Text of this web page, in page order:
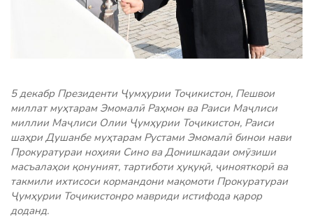
5 декабр Президенти Ҷумҳурии Тоҷикистон, Пешвои
миллат муҳтарам Эмомалӣ Раҳмон ва Раиси Маҷлиси
миллии Маҷлиси Олии Ҷумҳурии Тоҷикистон, Раиси
шаҳри Душанбе муҳтарам Рустами Эмомалӣ бинои нави
Прокуратураи ноҳияи Сино ва Донишкадаи омӯзиши
масъалаҳои қонуният, тартиботи ҳуқуқӣ, ҷинояткорӣ ва
такмили ихтисоси кормандони мақомоти Прокуратураи
Ҷумҳурии Тоҷикистонро мавриди истифода қарор
доданд.